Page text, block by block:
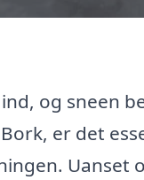
og sneen
er det
Uanset